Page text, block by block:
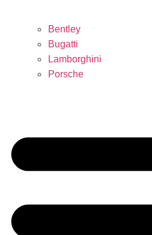
Bentley
Bugatti
Lamborghini
Porsche